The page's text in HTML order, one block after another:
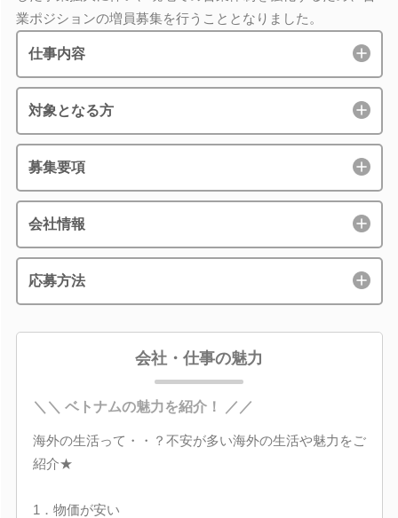
業ポジションの増員募集を行うこととなりました。
仕事内容
対象となる方
募集要項
会社情報
応募方法
会社・仕事の魅力
＼＼ ベトナムの魅力を紹介！ ／／
海外の生活って・・？不安が多い海外の生活や魅力をご
紹介★
1．物価が安い